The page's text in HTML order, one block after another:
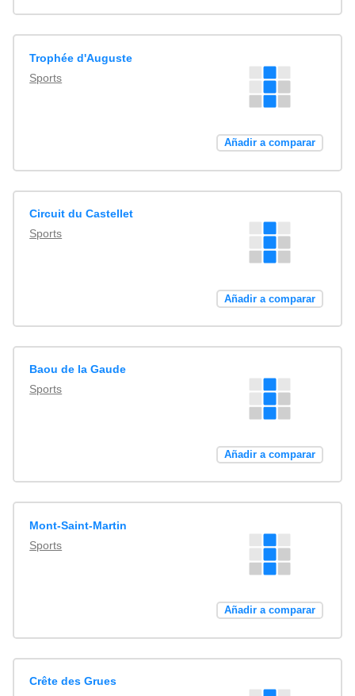
Trophée d'Auguste
Sports
Añadir a comparar
Circuit du Castellet
Sports
Añadir a comparar
Baou de la Gaude
Sports
Añadir a comparar
Mont-Saint-Martin
Sports
Añadir a comparar
Crête des Grues